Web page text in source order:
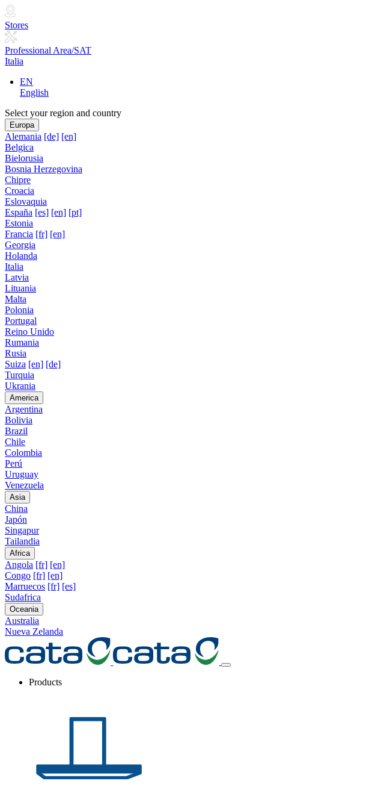
Stores
Professional Area/SAT
Italia
EN
English
Select your region and country
Europa
Alemania [de] [en]
Belgica
Bielorusia
Bosnia Herzegovina
Chipre
Croacia
Eslovaquia
España [es] [en] [pt]
Estonia
Francia [fr] [en]
Georgia
Holanda
Italia
Latvia
Lituania
Malta
Polonia
Portugal
Reino Unido
Rumania
Rusia
Suiza [en] [de]
Turquia
Ukrania
America
Argentina
Bolivia
Brazil
Chile
Colombia
Perú
Uruguay
Venezuela
Asia
China
Japón
Singapur
Tailandia
Africa
Angola [fr] [en]
Congo [fr] [en]
Marruecos [fr] [es]
Sudafrica
Oceania
Australia
Nueva Zelanda
Products